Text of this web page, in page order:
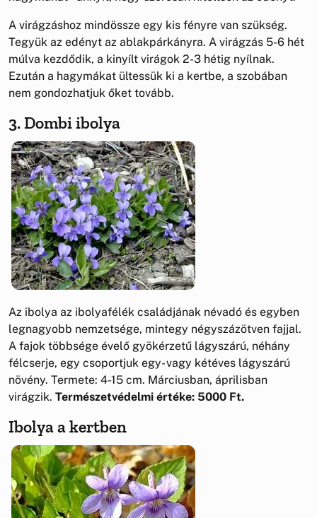
A virágzáshoz mindössze egy kis fényre van szükség.
Tegyük az edényt az ablakpárkányra. A virágzás 5-6 hét
múlva kezdődik, a kinyílt virágok 2-3 hétig nyílnak.
Ezután a hagymákat ültessük ki a kertbe, a szobában
nem gondozhatjuk őket tovább.
3. Dombi ibolya
Az ibolya az ibolyafélék családjának névadó és egyben
legnagyobb nemzetsége, mintegy négyszázötven fajjal.
A fajok többsége évelő gyökérzetű lágyszárú, néhány
félcserje, egy csoportjuk egy- vagy kétéves lágyszárú
növény. Termete: 4-15 cm. Márciusban, áprilisban
virágzik. Természetvédelmi értéke: 5000 Ft.
Ibolya a kertben